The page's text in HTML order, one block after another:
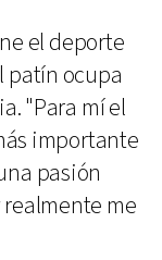
el deporte
patín ocupa
"Para mí el
importante
pasión
me